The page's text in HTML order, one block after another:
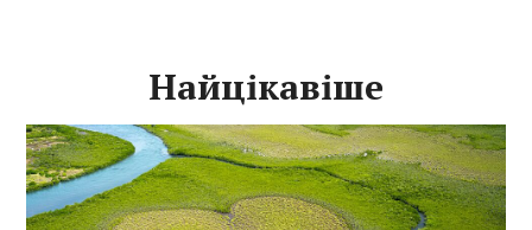
Найцікавіше